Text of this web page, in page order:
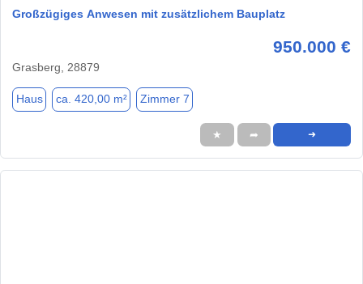
Großzügiges Anwesen mit zusätzlichem Bauplatz
950.000 €
Grasberg, 28879
Haus ca. 420,00 m² Zimmer 7
★ ➦ ➜